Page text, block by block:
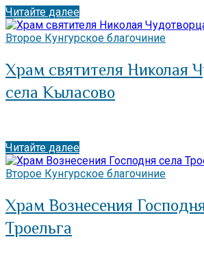
Читайте далее
Второе Кунгурское благочиние
Храм святителя Николая
села Кыласово
Читайте далее
Второе Кунгурское благочиние
Храм Вознесения
Троельга